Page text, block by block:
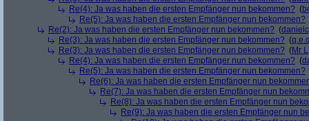
Re(4): Ja was haben die ersten Empfänger nun bekommen? (
Re(5): Ja was haben die ersten Empfänger nun bekommen?
Re(2): Ja was haben die ersten Empfänger nun bekommen? (
Re(3): Ja was haben die ersten Empfänger nun bekommen? (
Re(3): Ja was haben die ersten Empfänger nun bekommen? (Mr L
Re(4): Ja was haben die ersten Empfänger nun bekommen? (
Re(5): Ja was haben die ersten Empfänger nun bekommen?
Re(6): Ja was haben die ersten Empfänger nun
Re(7): Ja was haben die ersten Empfänger nun
Re(8): Ja was haben die ersten Empfänger nun
Re(9): Ja was haben die ersten Empfänger nun